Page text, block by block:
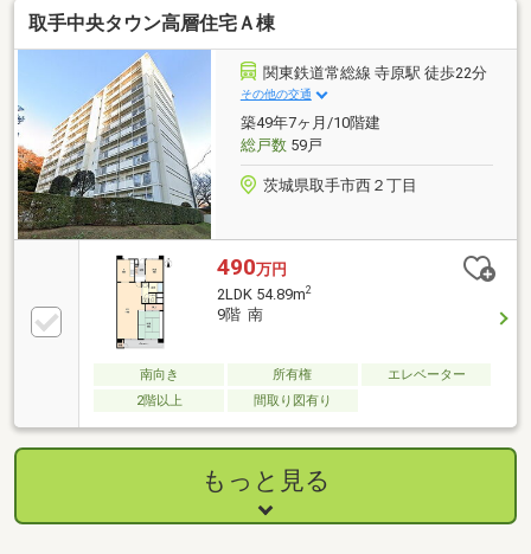
取手中央タウン高層住宅Ａ棟
関東鉄道常総線 寺原駅 徒歩22分
その他の交通
築49年7ヶ月/10階建
総戸数59戸
茨城県取手市西２丁目
490万円
2LDK 54.89m2
9階 南
南向き 所有権
エレベーター
2階以上
間取り図有り
もっと見る